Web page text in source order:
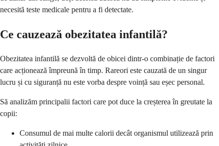
necesită teste medicale pentru a fi detectate.
Ce cauzează obezitatea infantilă?
Obezitatea infantilă se dezvoltă de obicei dintr-o combinație de factori
care acționează împreună în timp. Rareori este cauzată de un singur
lucru și cu siguranță nu este vorba despre voință sau eșec personal.
Să analizăm principalii factori care pot duce la creșterea în greutate la
copii:
Consumul de mai multe calorii decât organismul utilizează prin